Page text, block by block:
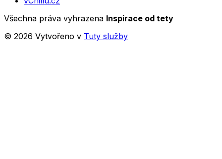
Všechna práva vyhrazena Inspirace od tety
© 2026 Vytvořeno v Tuty služby